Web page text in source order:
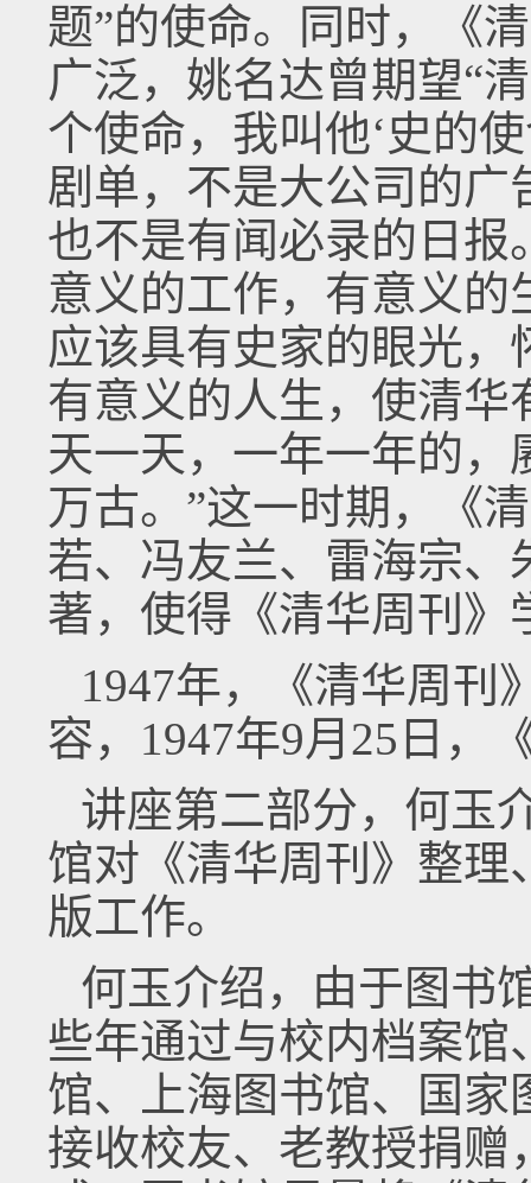
题”的使命。同时，《
广泛，姚名达曾期望“
个使命，我叫他‘史的
剧单，不是大公司的广
也不是有闻必录的日报
意义的工作，有意义的
应该具有史家的眼光
有意义的人生，使清华
天一天，一年一年的
万古。”这一时期，《
若、冯友兰、雷海宗、
著，使得《清华周刊》
1947年，《清华周刊
容，1947年9月25日，
讲座第二部分，何玉
馆对《清华周刊》整理
版工作。
何玉介绍，由于图书
些年通过与校内档案馆
馆、上海图书馆、国家
接收校友、老教授捐赠